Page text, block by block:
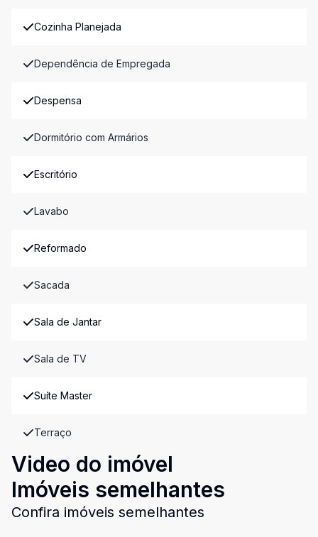
Cozinha Planejada
Dependência de Empregada
Despensa
Dormitório com Armários
Escritório
Lavabo
Reformado
Sacada
Sala de Jantar
Sala de TV
Suíte Master
Terraço
Video do imóvel
Imóveis semelhantes
Confira imóveis semelhantes